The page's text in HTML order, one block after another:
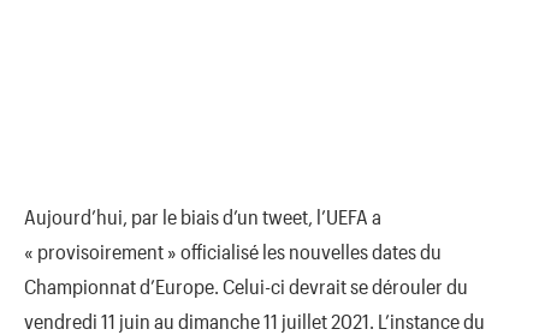
Aujourd’hui, par le biais d’un tweet, l’UEFA a
« provisoirement » officialisé les nouvelles dates du
Championnat d’Europe. Celui-ci devrait se dérouler du
vendredi 11 juin au dimanche 11 juillet 2021. L’instance du